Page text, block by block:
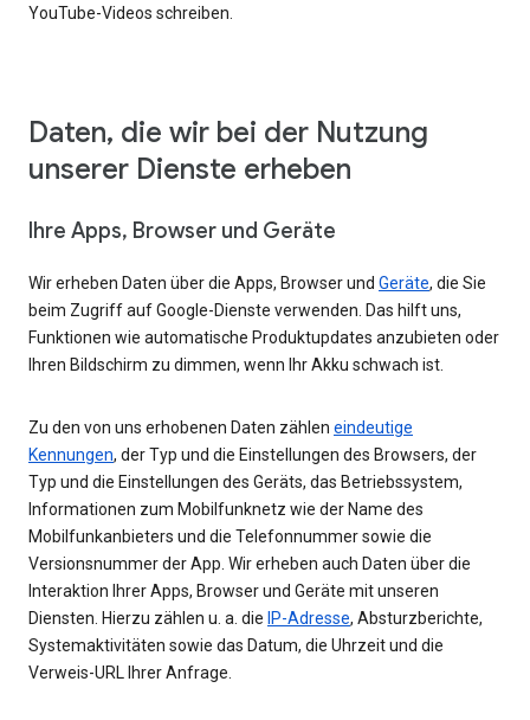
YouTube-Videos schreiben.
Daten, die wir bei der Nutzung
unserer Dienste erheben
Ihre Apps, Browser und Geräte
Wir erheben Daten über die Apps, Browser und Geräte, die Sie
beim Zugriff auf Google-Dienste verwenden. Das hilft uns,
Funktionen wie automatische Produktupdates anzubieten oder
Ihren Bildschirm zu dimmen, wenn Ihr Akku schwach ist.
Zu den von uns erhobenen Daten zählen eindeutige
Kennungen, der Typ und die Einstellungen des Browsers, der
Typ und die Einstellungen des Geräts, das Betriebssystem,
Informationen zum Mobilfunknetz wie der Name des
Mobilfunkanbieters und die Telefonnummer sowie die
Versionsnummer der App. Wir erheben auch Daten über die
Interaktion Ihrer Apps, Browser und Geräte mit unseren
Diensten. Hierzu zählen u. a. die IP-Adresse, Absturzberichte,
Systemaktivitäten sowie das Datum, die Uhrzeit und die
Verweis-URL Ihrer Anfrage.